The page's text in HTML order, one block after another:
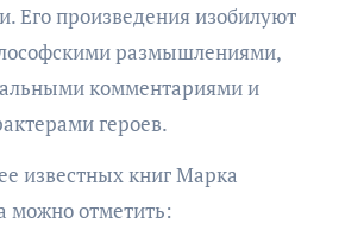
Его произведения изобилуют
размышлениями,
комментариями и
героев.
известных книг Марка
можно отметить: